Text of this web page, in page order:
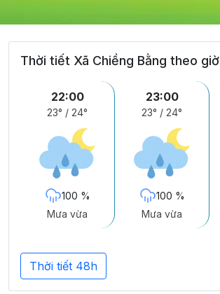
Thời tiết Xã Chiềng Bằng theo giờ
22:00
23° / 24°
100 %
Mưa vừa
23:00
23° / 24°
100 %
Mưa vừa
Thời tiết 48h